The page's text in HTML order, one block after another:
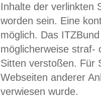
Inhalte der verlinkten
worden sein. Eine
möglich. Das
möglicherweise straf-
Sitten verstoßen. Für
Webseiten anderer
verwiesen wurde.